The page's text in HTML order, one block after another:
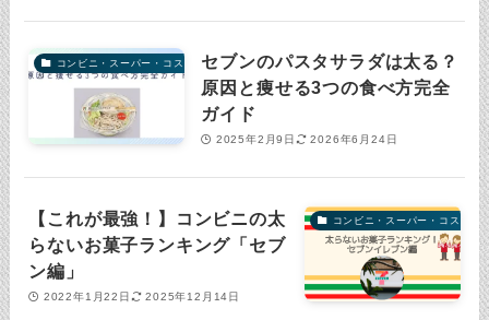
コンビニ・スーパー・コストコセブンのパスタサラダは太る？
原因と痩せる3つの食べ方完全
ガイド
2025年2月9日 2026年6月24日
コンビニ・スーパー・コストコ
【これが最強！】コンビニの太
らないお菓子ランキング「セブ
ン編」
2022年1月22日 2025年12月14日